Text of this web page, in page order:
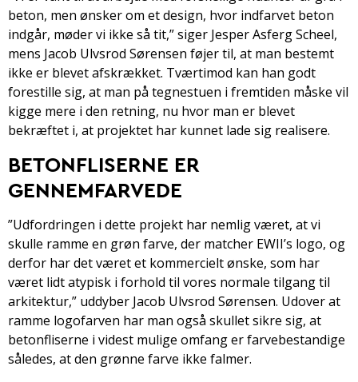
beton, men ønsker om et design, hvor indfarvet beton
indgår, møder vi ikke så tit,” siger Jesper Asferg Scheel,
mens Jacob Ulvsrod Sørensen føjer til, at man bestemt
ikke er blevet afskrækket. Tværtimod kan han godt
forestille sig, at man på tegnestuen i fremtiden måske vil
kigge mere i den retning, nu hvor man er blevet
bekræftet i, at projektet har kunnet lade sig realisere.
BETONFLISERNE ER
GENNEMFARVEDE
”Udfordringen i dette projekt har nemlig været, at vi
skulle ramme en grøn farve, der matcher EWII’s logo, og
derfor har det været et kommercielt ønske, som har
været lidt atypisk i forhold til vores normale tilgang til
arkitektur,” uddyber Jacob Ulvsrod Sørensen. Udover at
ramme logofarven har man også skullet sikre sig, at
betonfliserne i videst mulige omfang er farvebestandige
således, at den grønne farve ikke falmer.